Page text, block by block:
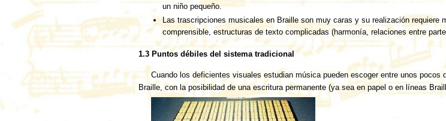
un niño pequeño.
Las trascripciones musicales en Braille son muy caras y su realización requiere
comprensible, estructuras de texto complicadas (harmonía, relaciones entre
1.3 Puntos débiles del sistema tradicional
Cuando los deficientes visuales estudian música pueden escoger entre unos
Braille, con la posibilidad de una escritura permanente (ya sea en papel o en líneas